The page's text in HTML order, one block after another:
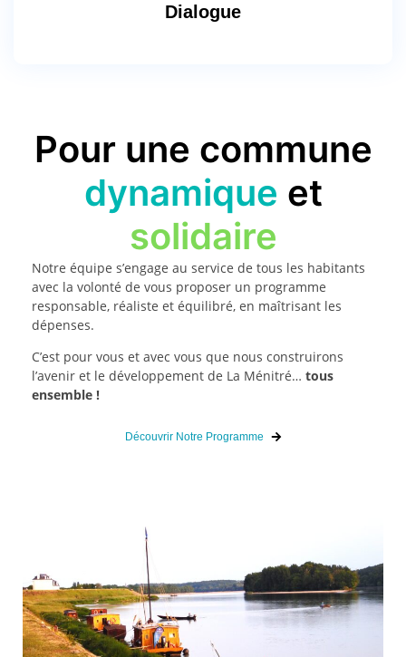
Dialogue
Pour une commune
dynamique et
solidaire
Notre équipe s’engage au service de tous les habitants
avec la volonté de vous proposer un programme
responsable, réaliste et équilibré, en maîtrisant les
dépenses.
C’est pour vous et avec vous que nous construirons
l’avenir et le développement de La Ménitré… tous
ensemble !
Découvrir Notre Programme